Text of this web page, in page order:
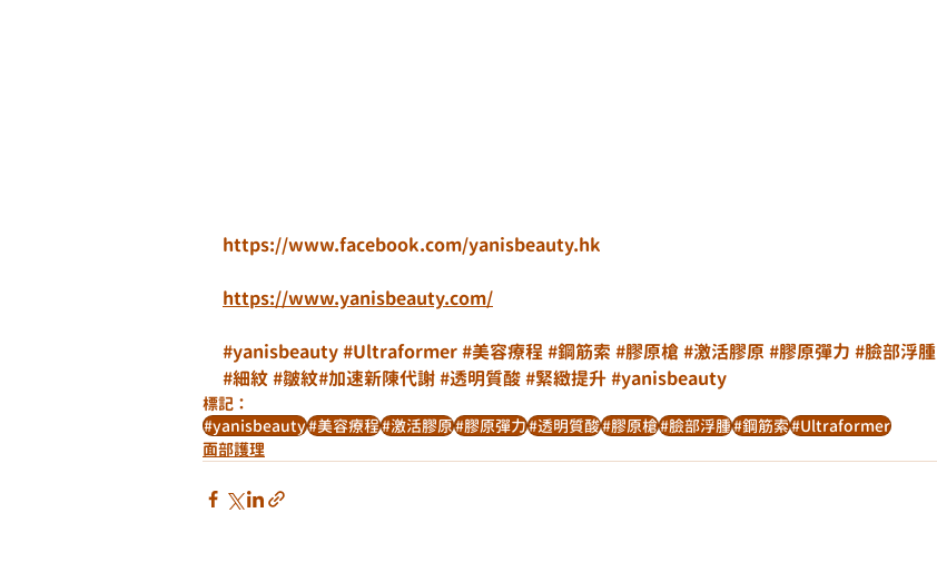
https://www.facebook.com/yanisbeauty.hk
https://www.yanisbeauty.com/
#yanisbeauty#Ultraformer#美容療程#鋼筋索 #膠原槍#激活膠原 #膠原彈力 #臉部浮腫
#細紋#皺紋#加速新陳代謝 #透明質酸#緊緻提升#yanisbeauty
標記：
#yanisbeauty#美容療程#激活膠原#膠原彈力#透明質酸#膠原槍#臉部浮腫#鋼筋索#Ultraformer
面部護理